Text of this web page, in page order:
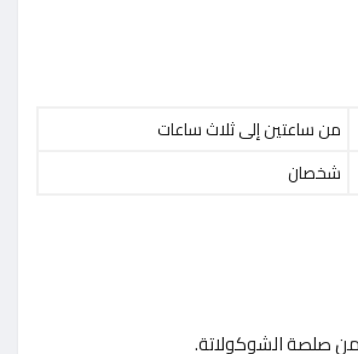
من ساعتين إلى ثلاث ساعات
شخصان